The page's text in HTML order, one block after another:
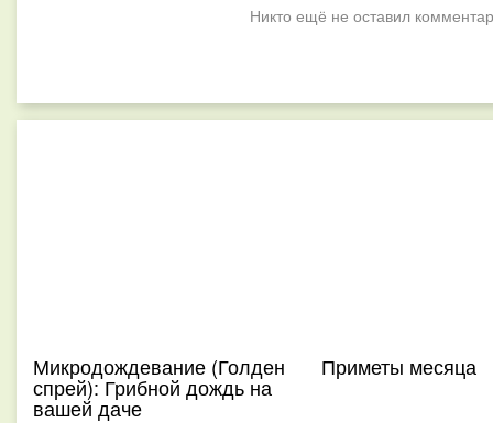
Никто ещё не оставил
Микродождевание (Голден
спрей): Грибной дождь на
вашей даче
Приметы месяца